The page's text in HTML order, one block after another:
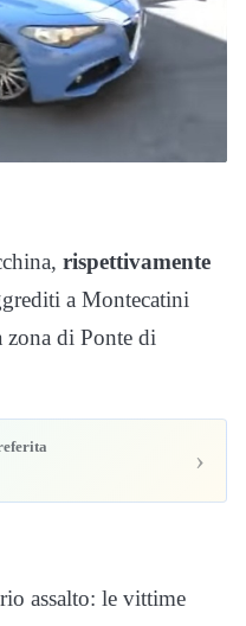
rispettivamente
a Montecatini
di Ponte di
›
assalto: le vittime